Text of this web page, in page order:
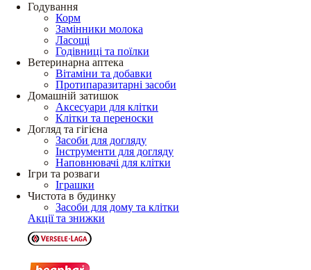
Годування
Корм
Замінники молока
Ласощі
Годівниці та поїлки
Ветеринарна аптека
Вітаміни та добавки
Протипаразитарні засоби
Домашній затишок
Аксесуари для клітки
Клітки та переноски
Догляд та гігієна
Засоби для догляду
Інструменти для догляду
Наповнювачі для клітки
Ігри та розваги
Іграшки
Чистота в будинку
Засоби для дому та клітки
Акції та знижки